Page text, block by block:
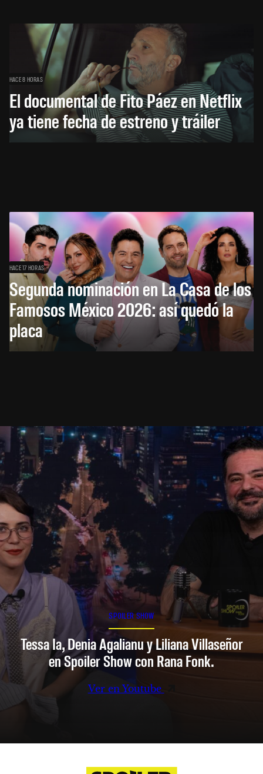
HACE 8 HORAS
El documental de Fito Páez en Netflix
ya tiene fecha de estreno y tráiler
HACE 17 HORAS
Segunda nominación en La Casa de los
Famosos México 2026: así quedó la
placa
SPOILER SHOW
Tessa Ia, Denia Agalianu y Liliana Villaseñor
en Spoiler Show con Rana Fonk.
Ver en Youtube